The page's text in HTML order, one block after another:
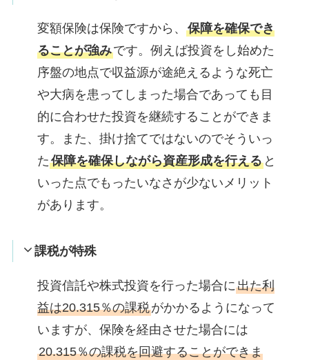
変額保険は保険ですから、 保障を確保でき
ることが強みです。例えば投資をし始めた
序盤の地点で収益源が途絶えるような死亡
や大病を患ってしまった場合であっても目
的に合わせた投資を継続することができま
す。また、掛け捨てではないのでそういっ
た保障を確保しながら資産形成を行えると
いった点でもったいなさが少ないメリット
があります。
課税が特殊
投資信託や株式投資を行った場合に出た利
益は20.315％の課税がかかるようになって
いますが、保険を経由させた場合には
20.315％の課税を回避することができま